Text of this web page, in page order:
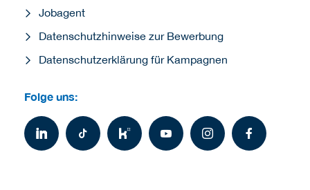
Jobagent
Datenschutzhinweise zur Bewerbung
Datenschutzerklärung für Kampagnen
Folge uns: